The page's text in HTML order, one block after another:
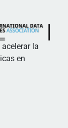
la
en